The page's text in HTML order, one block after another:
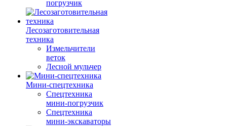
погрузчик
Лесозаготовительная
техника
Измельчители
веток
Лесной мульчер
Мини-спецтехника
Спецтехника
мини-погрузчик
Спецтехника
мини-экскаваторы